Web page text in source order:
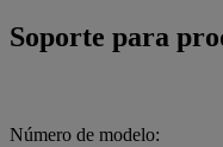
Soporte para
Número de modelo: